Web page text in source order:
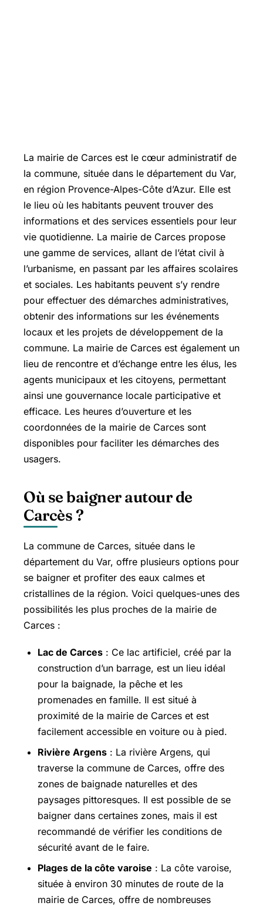
La mairie de Carces est le cœur administratif de
la commune, située dans le département du Var,
en région Provence-Alpes-Côte d’Azur. Elle est
le lieu où les habitants peuvent trouver des
informations et des services essentiels pour leur
vie quotidienne. La mairie de Carces propose
une gamme de services, allant de l’état civil à
l’urbanisme, en passant par les affaires scolaires
et sociales. Les habitants peuvent s’y rendre
pour effectuer des démarches administratives,
obtenir des informations sur les événements
locaux et les projets de développement de la
commune. La mairie de Carces est également un
lieu de rencontre et d’échange entre les élus, les
agents municipaux et les citoyens, permettant
ainsi une gouvernance locale participative et
efficace. Les heures d’ouverture et les
coordonnées de la mairie de Carces sont
disponibles pour faciliter les démarches des
usagers.
Où se baigner autour de
Carcès ?
La commune de Carces, située dans le
département du Var, offre plusieurs options pour
se baigner et profiter des eaux calmes et
cristallines de la région. Voici quelques-unes des
possibilités les plus proches de la mairie de
Carces :
Lac de Carces : Ce lac artificiel, créé par la
construction d’un barrage, est un lieu idéal
pour la baignade, la pêche et les
promenades en famille. Il est situé à
proximité de la mairie de Carces et est
facilement accessible en voiture ou à pied.
Rivière Argens : La rivière Argens, qui
traverse la commune de Carces, offre des
zones de baignade naturelles et des
paysages pittoresques. Il est possible de se
baigner dans certaines zones, mais il est
recommandé de vérifier les conditions de
sécurité avant de le faire.
Plages de la côte varoise : La côte varoise,
située à environ 30 minutes de route de la
mairie de Carces, offre de nombreuses